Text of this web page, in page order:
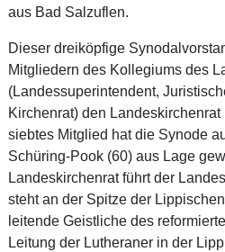
aus Bad Salzuflen.
Dieser dreiköpfige
Mitgliedern des Kollegiums des
(Landessuperintendent,
Kirchenrat) den
siebtes Mitglied hat die Synode
Schüring-Pook (60) aus Lage
Landeskirchenrat führt der
steht an der Spitze der
leitende Geistliche des
Leitung der Lutheraner in der